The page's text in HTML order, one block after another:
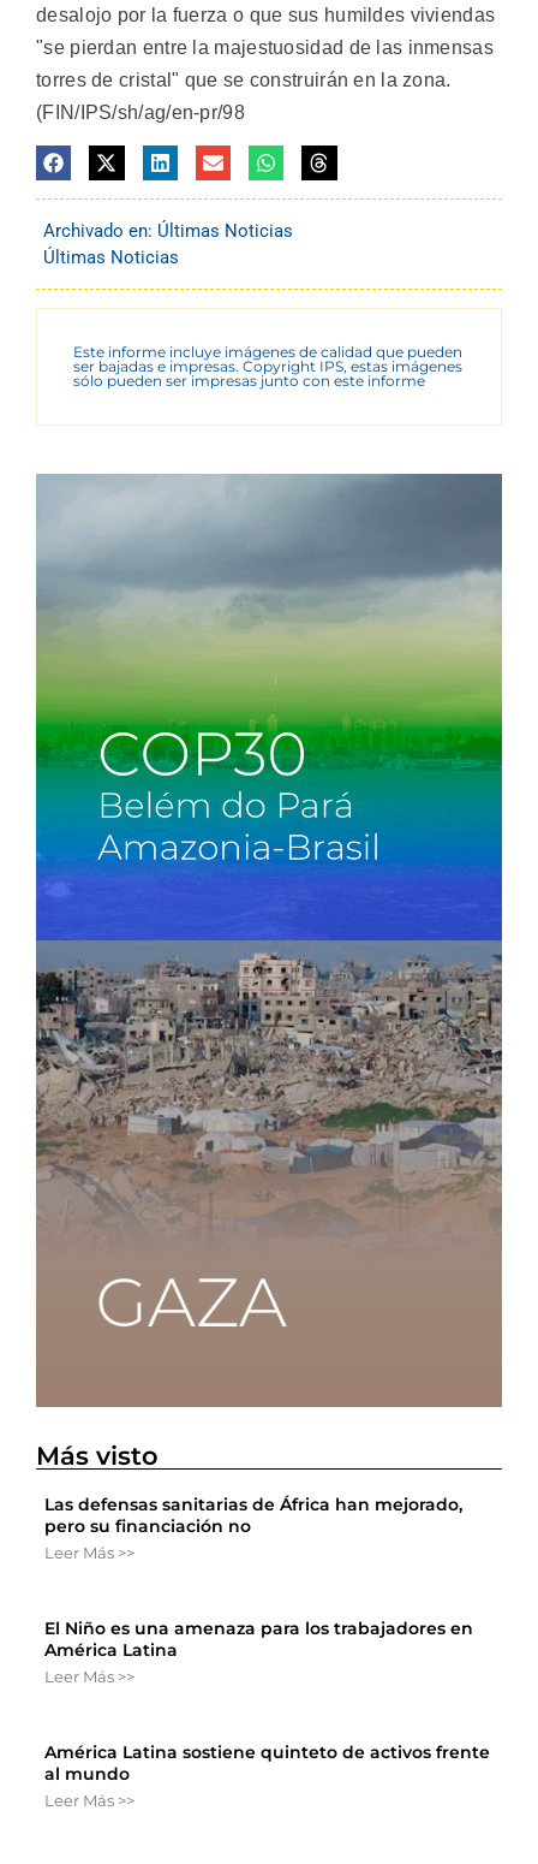
desalojo por la fuerza o que sus humildes viviendas
"se pierdan entre la majestuosidad de las inmensas
torres de cristal" que se construirán en la zona.
(FIN/IPS/sh/ag/en-pr/98
Archivado en: Últimas Noticias
Últimas Noticias
Este informe incluye imágenes de calidad que pueden
ser bajadas e impresas. Copyright IPS, estas imágenes
sólo pueden ser impresas junto con este informe
Más visto
Las defensas sanitarias de África han mejorado,
pero su financiación no
Leer Más >>
El Niño es una amenaza para los trabajadores en
América Latina
Leer Más >>
América Latina sostiene quinteto de activos frente
al mundo
Leer Más >>